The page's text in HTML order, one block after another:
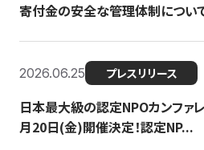
寄付金の安全な管理体制につい
2026.06.25 プレスリリース
日本最大級の認定NPOカンファ
月20日(金)開催決定！認定NP...